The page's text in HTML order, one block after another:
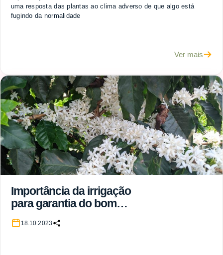
uma resposta das plantas ao clima adverso de que algo está
fugindo da normalidade
Ver mais
Importância da irrigação
para garantia do bom
pegamento da florada do
cafeeiro arábica
18.10.2023